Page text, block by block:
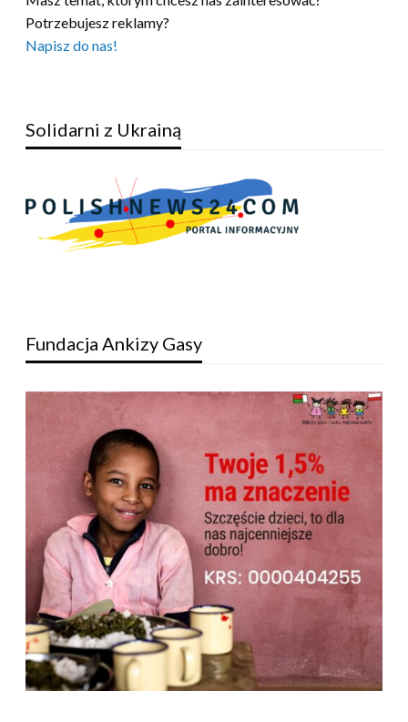
Potrzebujesz reklamy?
Napisz do nas!
Solidarni z Ukrainą
Fundacja Ankizy Gasy